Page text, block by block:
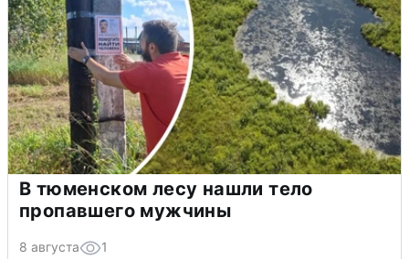
В тюменском лесу нашли тело
пропавшего мужчины
8 августа 1